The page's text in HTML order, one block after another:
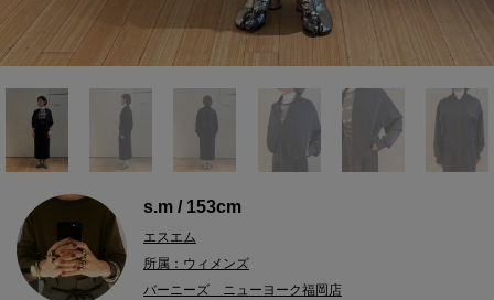
s.m / 153cm
エスエム
所属：ウィメンズ
バーニーズ ニューヨーク福岡店